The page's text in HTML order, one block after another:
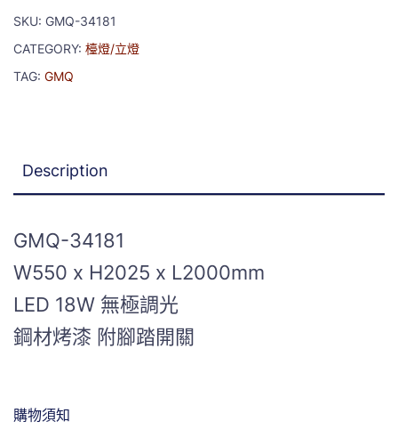
SKU: GMQ-34181
CATEGORY: 檯燈/立燈
TAG: GMQ
Description
GMQ-34181
W550 x H2025 x L2000mm
LED 18W 無極調光
鋼材烤漆 附腳踏開關
購物須知